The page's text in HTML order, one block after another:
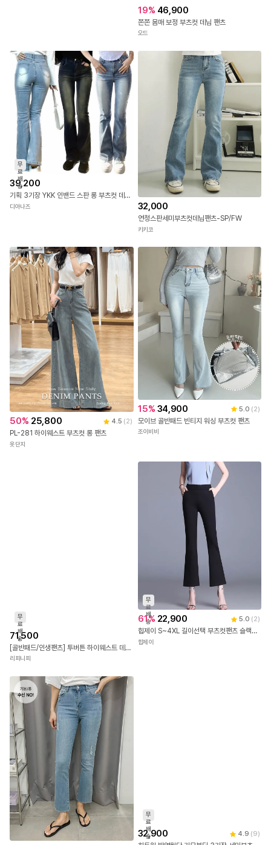
19% 46,900
쫀쫀 몸매 보정 부츠컷 데님 팬츠
오드
무
료
배
송
39,200
기획 3기장 YKK 인밴드 스판 롱 부츠컷 데님 팬츠 하이웨스트 세미나팔 청바지 연중진청
디아나즈 32,000
연청스판세미부츠컷데님팬츠-SP/FW
키키코
50% 25,800 4.5 (2)
PL-281 하이웨스트 부츠컷 롱 팬츠
옷단지
15% 34,900 5.0 (2)
모이브 골반패드 빈티지 워싱 부츠컷 팬츠
조이비비
무
료
배
송
71,500
[골반패드/인생팬츠] 투버튼 하이웨스트 데님 세미 부츠컷 나팔팬츠 스키니 청바지 (2color)
리피니피
무
료
배
송
61% 22,900 5.0 (2)
힙제이 S~4XL 길이선택 부츠컷팬츠 슬랙스 여성 기장선택 나팔 빅사이즈까지
힙제이
무
료
배
송
32,900 4.9 ( 9 )